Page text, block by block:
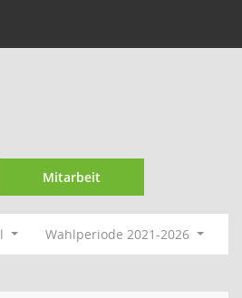
Mitarbeit
Wahlperiode 2021-2026